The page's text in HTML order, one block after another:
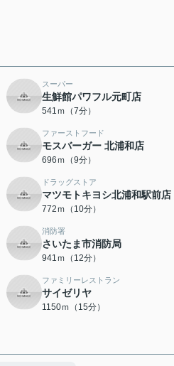
スーパー
生鮮館パワフル元町店
541ｍ（7分）
ファーストフード
モスバーガー 北浦和店
696ｍ（9分）
ドラッグストア
マツモトキヨシ北浦和駅前店
772ｍ（10分）
消防署
さいたま市消防局
941ｍ（12分）
ファミリーレストラン
サイゼリヤ
1150ｍ（15分）